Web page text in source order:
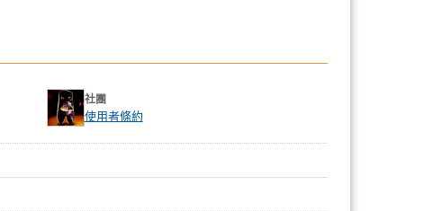
社團
使用者條約